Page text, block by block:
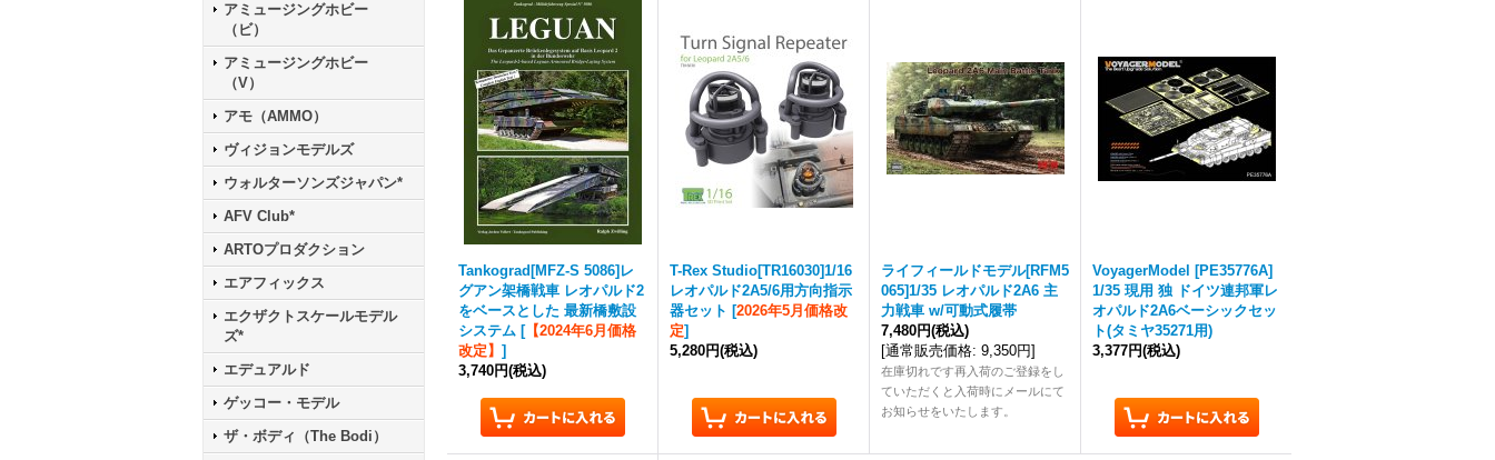
アミュージングホビー
（ビ）
アミュージングホビー
（V）
アモ（AMMO）
ヴィジョンモデルズ
ウォルターソンズジャパン*
AFV Club*
ARTOプロダクション
エアフィックス
エクザクトスケールモデル
ズ*
エデュアルド
ゲッコー・モデル
ザ・ボディ（The Bodi）
Tankograd[MFZ-S 5086]レ
グアン架橋戦車 レオパルド2
をベースとした 最新橋敷設
システム [【2024年6月価格
改定】 ]
3,740円(税込)
T-Rex Studio[TR16030]1/16
レオパルド2A5/6用方向指示
器セット [2026年5月価格改
定]
5,280円(税込)
ライフィールドモデル[RFM5
065]1/35 レオパルド2A6 主
力戦車 w/可動式履帯
7,480円(税込)
[通常販売価格: 9,350円]
在庫切れです再入荷のご登録をし
ていただくと入荷時にメールにて
お知らせをいたします。
VoyagerModel [PE35776A]
1/35 現用 独 ドイツ連邦軍レ
オパルド2A6ベーシックセッ
ト(タミヤ35271用)
3,377円(税込)